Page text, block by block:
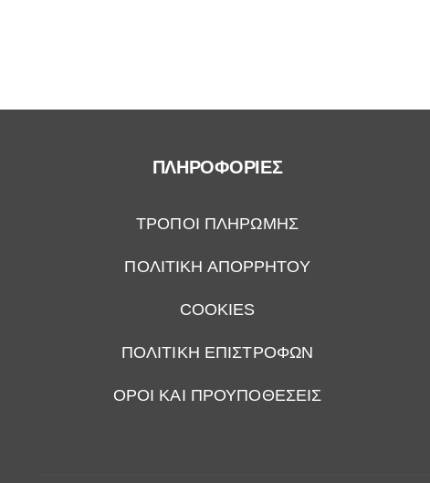
ΠΛΗΡΟΦΟΡΙΕΣ
ΤΡΟΠΟΙ ΠΛΗΡΩΜΗΣ
ΠΟΛΙΤΙΚΗ ΑΠΟΡΡΗΤΟΥ
COOKIES
ΠΟΛΙΤΙΚΗ ΕΠΙΣΤΡΟΦΩΝ
ΟΡΟΙ ΚΑΙ ΠΡΟΥΠΟΘΕΣΕΙΣ